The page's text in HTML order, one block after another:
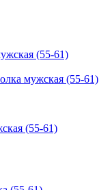
мужская (55-61)
(55-61)